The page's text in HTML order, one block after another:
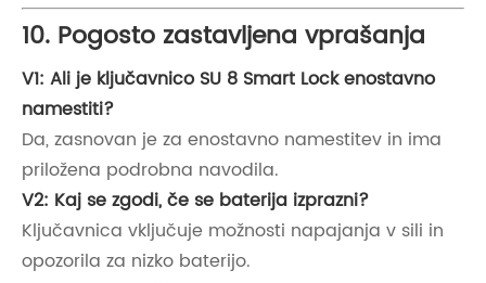
10. Pogosto zastavljena vprašanja
V1: Ali je ključavnico SU 8 Smart Lock enostavno
namestiti?
Da, zasnovan je za enostavno namestitev in ima
priložena podrobna navodila.
V2: Kaj se zgodi, če se baterija izprazni?
Ključavnica vključuje možnosti napajanja v sili in
opozorila za nizko baterijo.